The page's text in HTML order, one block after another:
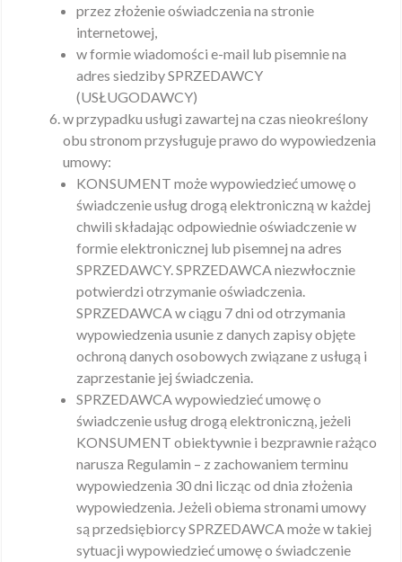
przez złożenie oświadczenia na stronie
internetowej,
w formie wiadomości e-mail lub pisemnie na
adres siedziby SPRZEDAWCY
(USŁUGODAWCY)
w przypadku usługi zawartej na czas nieokreślony
obu stronom przysługuje prawo do wypowiedzenia
umowy:
KONSUMENT może wypowiedzieć umowę o
świadczenie usług drogą elektroniczną w każdej
chwili składając odpowiednie oświadczenie w
formie elektronicznej lub pisemnej na adres
SPRZEDAWCY. SPRZEDAWCA niezwłocznie
potwierdzi otrzymanie oświadczenia.
SPRZEDAWCA w ciągu 7 dni od otrzymania
wypowiedzenia usunie z danych zapisy objęte
ochroną danych osobowych związane z usługą i
zaprzestanie jej świadczenia.
SPRZEDAWCA wypowiedzieć umowę o
świadczenie usług drogą elektroniczną, jeżeli
KONSUMENT obiektywnie i bezprawnie rażąco
narusza Regulamin – z zachowaniem terminu
wypowiedzenia 30 dni licząc od dnia złożenia
wypowiedzenia. Jeżeli obiema stronami umowy
są przedsiębiorcy SPRZEDAWCA może w takiej
sytuacji wypowiedzieć umowę o świadczenie